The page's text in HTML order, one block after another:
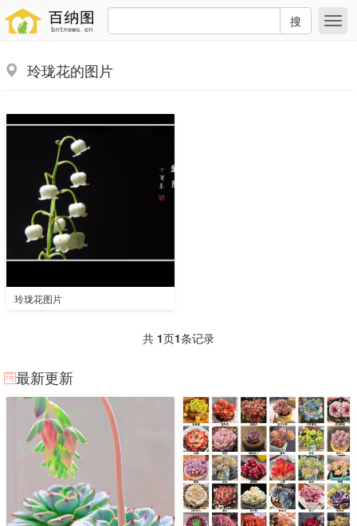
搜
玲珑花的图片
玲珑花图片
共 1页1条记录
最新更新